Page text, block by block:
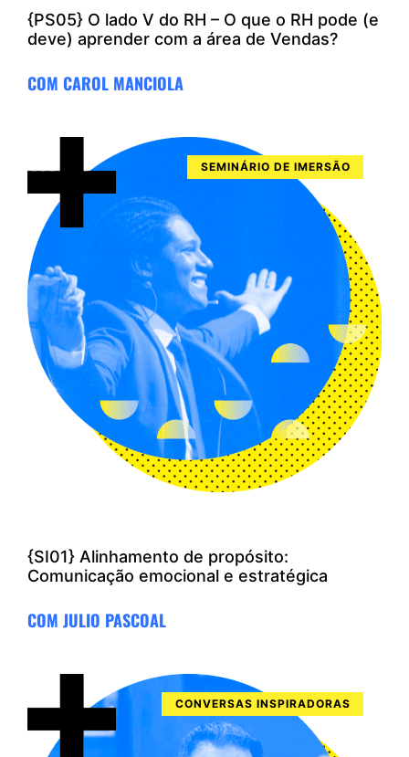
{PS05} O lado V do RH – O que o RH pode (e
deve) aprender com a área de Vendas?
COM CAROL MANCIOLA
SEMINÁRIO DE IMERSÃO
{SI01} Alinhamento de propósito:
Comunicação emocional e estratégica
COM JULIO PASCOAL
CONVERSAS INSPIRADORAS